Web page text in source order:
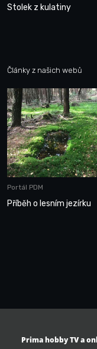
Stolek z kulatiny
Články z našich webů
Portál PDM
Příběh o lesním jezírku
Prima hobby TV a